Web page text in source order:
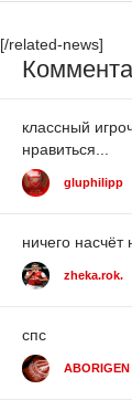
[/related-news]
классный
нравиться...
gluphilipp
ничего насчёт
zheka.rok.
спс
ABORIGEN